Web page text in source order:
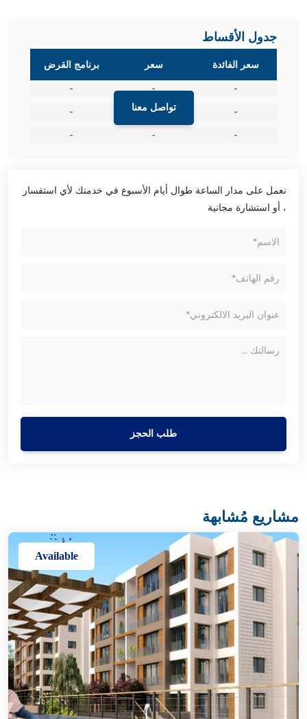
جدول الأقساط
تواصل معنا
سعر الفائدة سعر
برنامج القرض
-
-
-
-
-
-
-
-
-
نعمل على مدار الساعة طوال أيام الأسبوع في خدمتك لأي استفسار
، أو استشارة مجانية
طلب الحجز
مشاريع مُشابهة
Available